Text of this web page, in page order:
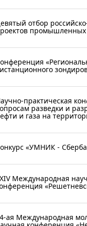
отбор
практическая
разведки и
и газа на
«УМНИК -
Международная
ая Международная